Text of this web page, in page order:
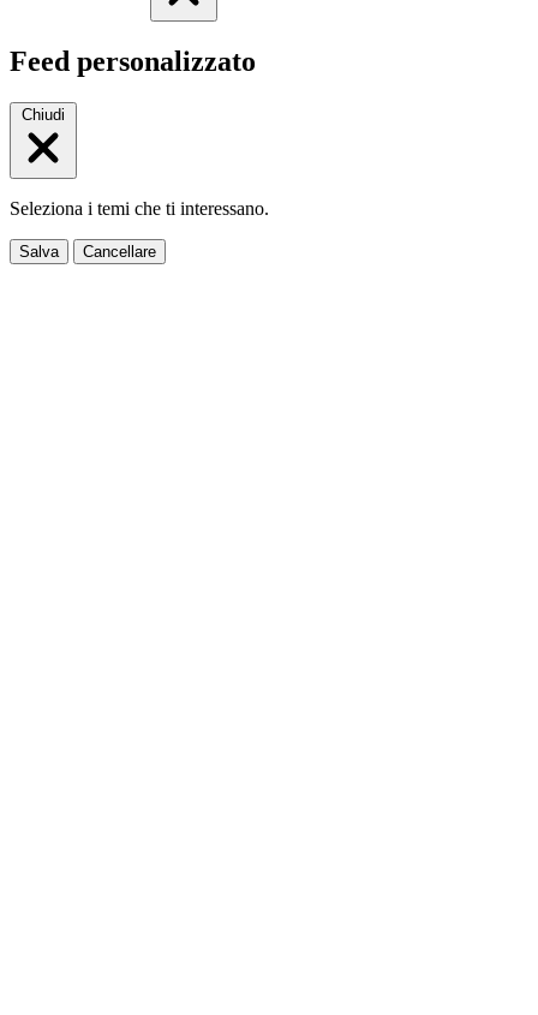
Feed personalizzato
Chiudi
Seleziona i temi che ti interessano.
Salva Cancellare